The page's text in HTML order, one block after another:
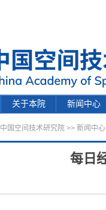
关于本院 新闻中心
中国空间技术研究院 >> 新闻中心
每日